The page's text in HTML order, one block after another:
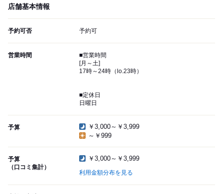
店舗基本情報
予約可否 予約可
営業時間
■営業時間
[月～土]
17時～24時（lo.23時）
■定休日
日曜日
予算
￥3,000～￥3,999
～￥999
予算
（口コミ集計）
￥3,000～￥3,999
利用金額分布を見る